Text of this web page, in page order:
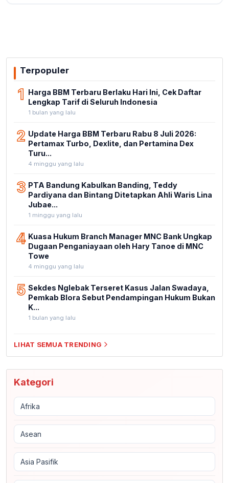
Terpopuler
1 Harga BBM Terbaru Berlaku Hari Ini, Cek Daftar
Lengkap Tarif di Seluruh Indonesia
1 bulan yang lalu
2 Update Harga BBM Terbaru Rabu 8 Juli 2026:
Pertamax Turbo, Dexlite, dan Pertamina Dex
Turu...
4 minggu yang lalu
3 PTA Bandung Kabulkan Banding, Teddy
Pardiyana dan Bintang Ditetapkan Ahli Waris Lina
Jubae...
1 minggu yang lalu
4 Kuasa Hukum Branch Manager MNC Bank Ungkap
Dugaan Penganiayaan oleh Hary Tanoe di MNC
Towe
4 minggu yang lalu
5 Sekdes Nglebak Terseret Kasus Jalan Swadaya,
Pemkab Blora Sebut Pendampingan Hukum Bukan
K...
1 bulan yang lalu
LIHAT SEMUA TRENDING
Kategori
Afrika
Asean
Asia Pasifik